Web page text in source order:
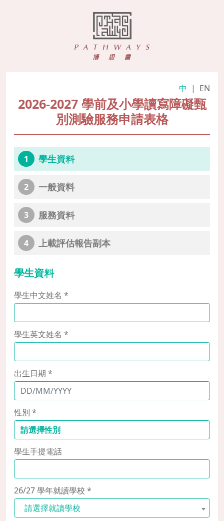
中 | EN
2026-2027 學前及小學讀寫障礙甄
別測驗服務申請表格
1 學生資料
2 一般資料
3 服務資料
4 上載評估報告副本
學生資料
學生中文姓名 *
學生英文姓名 *
出生日期 *
性別 *
學生手提電話
26/27 學年就讀學校 *
請選擇就讀學校